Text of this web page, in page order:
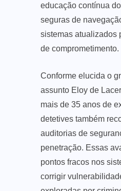
educação contínua
seguras de
sistemas atualizados
de comprometimento.
Conforme elucida o
assunto Eloy de
mais de 35 anos de
detetives também
auditorias de
penetração. Essas
pontos fracos nos
corrigir